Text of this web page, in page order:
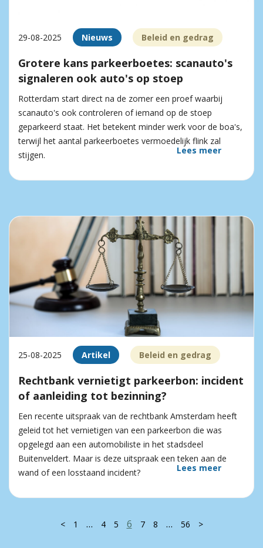
29-08-2025 Nieuws Beleid en gedrag
Grotere kans parkeerboetes: scanauto's
signaleren ook auto's op stoep
Rotterdam start direct na de zomer een proef waarbij
scanauto's ook controleren of iemand op de stoep
geparkeerd staat. Het betekent minder werk voor de boa's,
terwijl het aantal parkeerboetes vermoedelijk flink zal
stijgen.
Lees meer
25-08-2025 Artikel Beleid en gedrag
Rechtbank vernietigt parkeerbon: incident
of aanleiding tot bezinning?
Een recente uitspraak van de rechtbank Amsterdam heeft
geleid tot het vernietigen van een parkeerbon die was
opgelegd aan een automobiliste in het stadsdeel
Buitenveldert. Maar is deze uitspraak een teken aan de
wand of een losstaand incident?
Lees meer
< 1 … 4 5 6 7 8 … 56 >